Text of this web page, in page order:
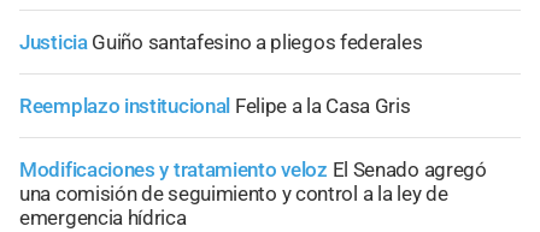
Justicia Guiño santafesino a pliegos federales
Reemplazo institucional Felipe a la Casa Gris
Modificaciones y tratamiento veloz El Senado agregó
una comisión de seguimiento y control a la ley de
emergencia hídrica